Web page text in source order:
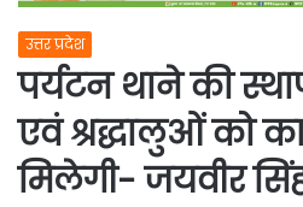
उत्तर प्रदेश
पर्यटन थाने की
एवं श्रद्धालुओं को
मिलेगी- जयवीर